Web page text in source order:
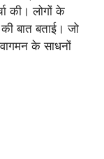
की। लोगों के
बात बताई। जो
के साधनों